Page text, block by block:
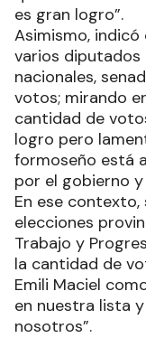
es gran logro”.
Asimismo,
varios diputados
nacionales,
votos; mirando
cantidad de
logro pero
formoseño está
por el gobierno y
En ese
elecciones
Trabajo y
la cantidad de
Emili Maciel
en nuestra lista
nosotros”.